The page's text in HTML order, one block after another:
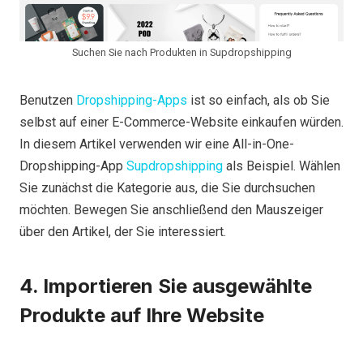
Suchen Sie nach Produkten in Supdropshipping
Benutzen Dropshipping-Apps ist so einfach, als ob Sie
selbst auf einer E-Commerce-Website einkaufen würden.
In diesem Artikel verwenden wir eine All-in-One-
Dropshipping-App Supdropshipping als Beispiel. Wählen
Sie zunächst die Kategorie aus, die Sie durchsuchen
möchten. Bewegen Sie anschließend den Mauszeiger
über den Artikel, der Sie interessiert.
4. Importieren Sie ausgewählte
Produkte auf Ihre Website